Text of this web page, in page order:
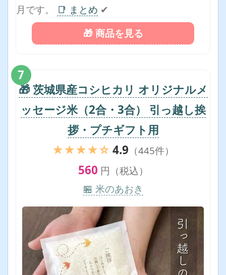
月です。
📑 まとめ ✔
🎁 商品を見る
7
🎁 茨城県産コシヒカリ オリジナルメ
ッセージ米（2合・3合） 引っ越し挨
拶・プチギフト用
★★★★☆ 4.9 （445件）
560 円（税込）
🏪 米のあおき